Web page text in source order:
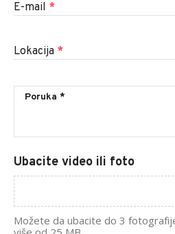
E-mail *
Lokacija *
Ubacite video ili foto
Možete da ubacite do 3